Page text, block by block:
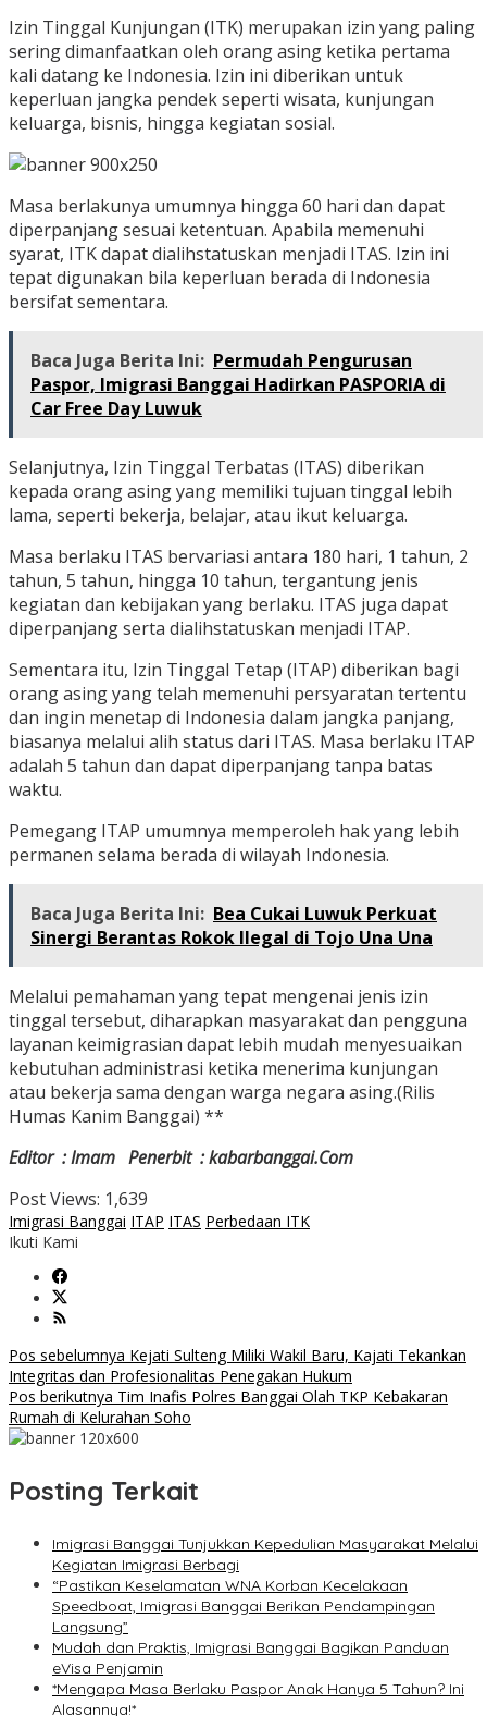
Izin Tinggal Kunjungan (ITK) merupakan izin yang paling
sering dimanfaatkan oleh orang asing ketika pertama
kali datang ke Indonesia. Izin ini diberikan untuk
keperluan jangka pendek seperti wisata, kunjungan
keluarga, bisnis, hingga kegiatan sosial.
Masa berlakunya umumnya hingga 60 hari dan dapat
diperpanjang sesuai ketentuan. Apabila memenuhi
syarat, ITK dapat dialihstatuskan menjadi ITAS. Izin ini
tepat digunakan bila keperluan berada di Indonesia
bersifat sementara.
Baca Juga Berita Ini: Permudah Pengurusan
Paspor, Imigrasi Banggai Hadirkan PASPORIA di
Car Free Day Luwuk
Selanjutnya, Izin Tinggal Terbatas (ITAS) diberikan
kepada orang asing yang memiliki tujuan tinggal lebih
lama, seperti bekerja, belajar, atau ikut keluarga.
Masa berlaku ITAS bervariasi antara 180 hari, 1 tahun, 2
tahun, 5 tahun, hingga 10 tahun, tergantung jenis
kegiatan dan kebijakan yang berlaku. ITAS juga dapat
diperpanjang serta dialihstatuskan menjadi ITAP.
Sementara itu, Izin Tinggal Tetap (ITAP) diberikan bagi
orang asing yang telah memenuhi persyaratan tertentu
dan ingin menetap di Indonesia dalam jangka panjang,
biasanya melalui alih status dari ITAS. Masa berlaku ITAP
adalah 5 tahun dan dapat diperpanjang tanpa batas
waktu.
Pemegang ITAP umumnya memperoleh hak yang lebih
permanen selama berada di wilayah Indonesia.
Baca Juga Berita Ini: Bea Cukai Luwuk Perkuat
Sinergi Berantas Rokok Ilegal di Tojo Una Una
Melalui pemahaman yang tepat mengenai jenis izin
tinggal tersebut, diharapkan masyarakat dan pengguna
layanan keimigrasian dapat lebih mudah menyesuaikan
kebutuhan administrasi ketika menerima kunjungan
atau bekerja sama dengan warga negara asing.(Rilis
Humas Kanim Banggai) **
Editor : Imam Penerbit : kabarbanggai.Com
Post Views: 1,639
Imigrasi Banggai ITAP ITAS Perbedaan ITK
Ikuti Kami
Navigasi
pos
Pos sebelumnya Kejati Sulteng Miliki Wakil Baru, Kajati Tekankan
Integritas dan Profesionalitas Penegakan Hukum
Pos berikutnya Tim Inafis Polres Banggai Olah TKP Kebakaran
Rumah di Kelurahan Soho
Posting Terkait
Imigrasi Banggai Tunjukkan Kepedulian Masyarakat Melalui
Kegiatan Imigrasi Berbagi
“Pastikan Keselamatan WNA Korban Kecelakaan
Speedboat, Imigrasi Banggai Berikan Pendampingan
Langsung”
Mudah dan Praktis, Imigrasi Banggai Bagikan Panduan
eVisa Penjamin
*Mengapa Masa Berlaku Paspor Anak Hanya 5 Tahun? Ini
Alasannya!*